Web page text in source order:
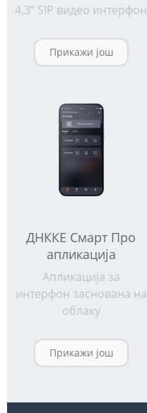
4,3” SIP видео интерфон
Прикажи још
ДНККЕ Смарт Про
апликација
Апликација за
интерфон заснована на
облаку
Прикажи још